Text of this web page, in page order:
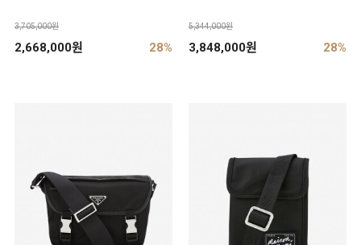
3,705,000원
2,668,000원 28%
5,344,000원
3,848,000원 28%